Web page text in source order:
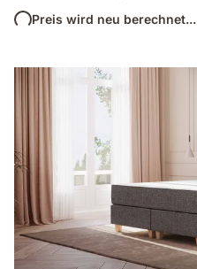
Preis wird neu berechnet...